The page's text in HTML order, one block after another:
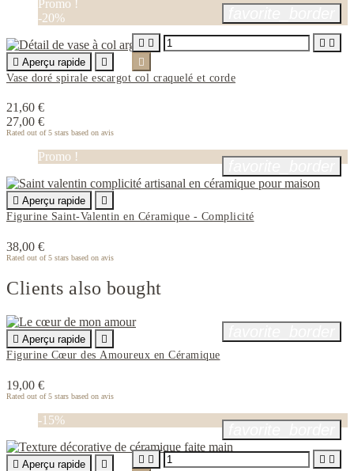
Promo !
-20%
 Aperçu rapide

Vase doré spirale escargot col craquelé et corde
21,60 €
27,00 €
Rated out of 5 stars based on avis
   

Promo !
 Aperçu rapide

Figurine Saint-Valentin en Céramique - Complicité
38,00 €
Rated out of 5 stars based on avis
Clients also bought
 Aperçu rapide

Figurine Cœur des Amoureux en Céramique
19,00 €
Rated out of 5 stars based on avis
-15%
 Aperçu rapide

   